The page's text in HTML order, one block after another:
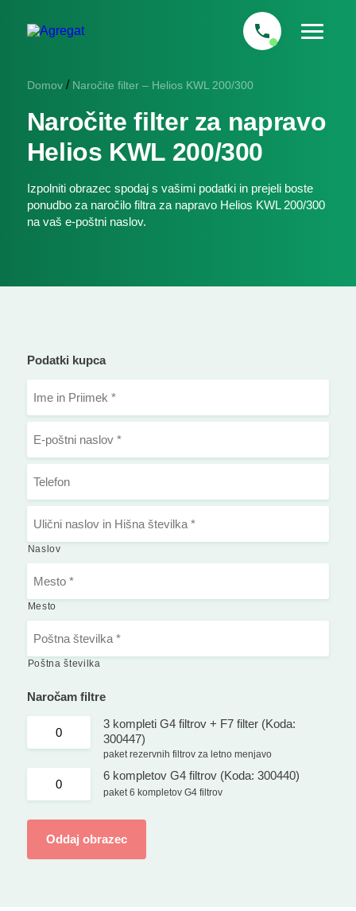
Domov / Naročite filter – Helios KWL 200/300
Naročite filter za napravo
Helios KWL 200/300
Izpolniti obrazec spodaj s vašimi podatki in prejeli boste
ponudbo za naročilo filtra za napravo Helios KWL 200/300
na vaš e-poštni naslov.
Podatki kupca
Naslov
Mesto
Poštna številka
Naročam filtre
3 kompleti G4 filtrov + F7 filter (Koda:
300447)
paket rezervnih filtrov za letno menjavo
6 kompletov G4 filtrov (Koda: 300440)
paket 6 kompletov G4 filtrov